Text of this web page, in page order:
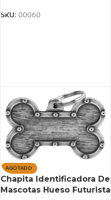
SKU: 00060
AGOTADO
Chapita Identificadora De
Mascotas Hueso Futurista